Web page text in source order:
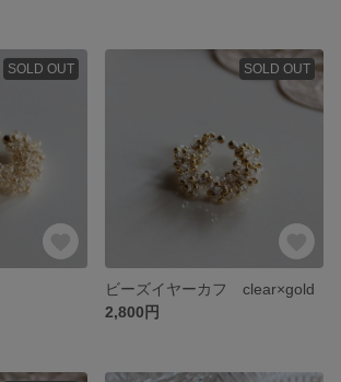
SOLD OUT SOLD OUT
ビーズイヤーカフ clear×gold
2,800円